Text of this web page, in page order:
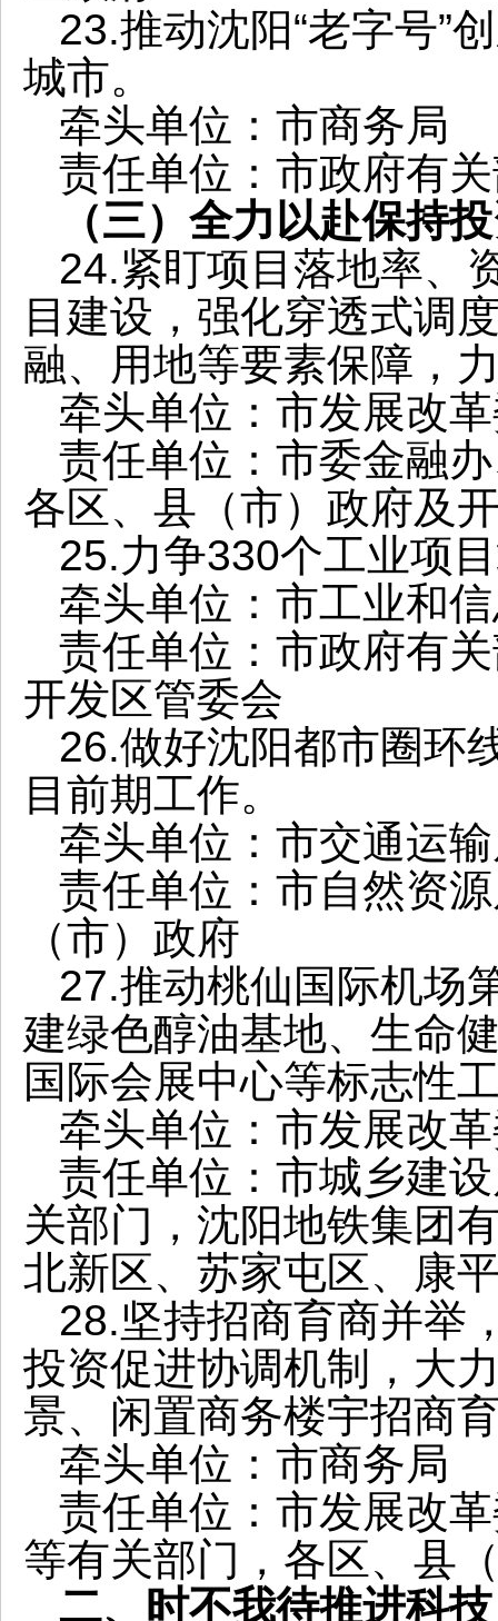
23.推动沈阳“老字号”
城市。
牵头单位：市商务局
责任单位：市政府有
（三）全力以赴保持
24.紧盯项目落地率、
目建设，强化穿透式调
融、用地等要素保障，
牵头单位：市发展改
责任单位：市委金融
各区、县（市）政府及
25.力争330个工业项
牵头单位：市工业和
责任单位：市政府有
开发区管委会
26.做好沈阳都市圈环
目前期工作。
牵头单位：市交通运
责任单位：市自然资
（市）政府
27.推动桃仙国际机场
建绿色醇油基地、生命
国际会展中心等标志性
牵头单位：市发展改
责任单位：市城乡建
关部门，沈阳地铁集团
北新区、苏家屯区、康
28.坚持招商育商并举
投资促进协调机制，大
景、闲置商务楼宇招商
牵头单位：市商务局
责任单位：市发展改
等有关部门，各区、县
二、时不我待推进科